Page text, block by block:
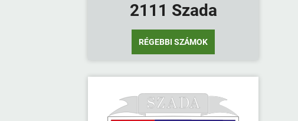
2111 Szada
RÉGEBBI SZÁMOK